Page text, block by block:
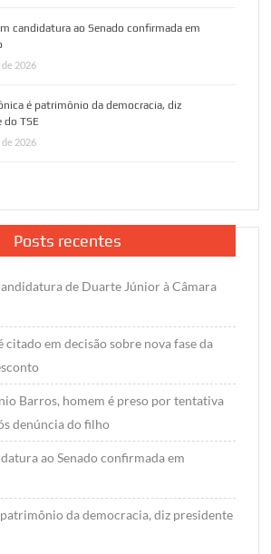
candidatura ao Senado confirmada em
de 2026
é patrimônio da democracia, diz
do TSE
de 2026
Posts recentes
de Duarte Júnior à Câmara
citado em decisão sobre nova fase da
Barros, homem é preso por tentativa
denúncia do filho
ao Senado confirmada em
da democracia, diz presidente